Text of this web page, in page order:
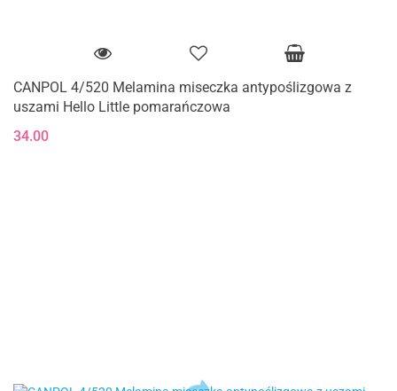
CANPOL 4/520 Melamina miseczka antypoślizgowa z
uszami Hello Little pomarańczowa
34.00